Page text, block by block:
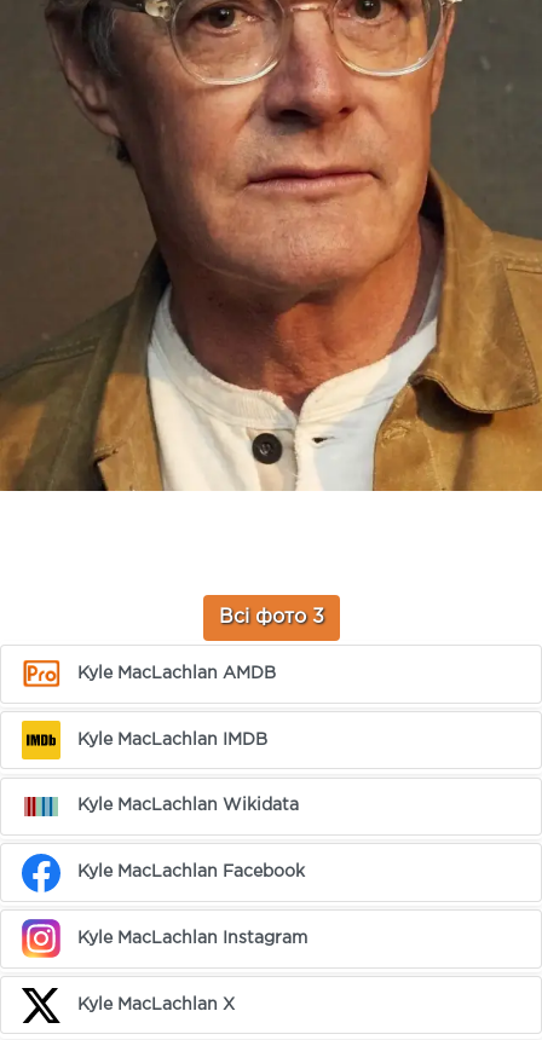
Всі фото 3
Kyle MacLachlan AMDB
Kyle MacLachlan IMDB
Kyle MacLachlan Wikidata
Kyle MacLachlan Facebook
Kyle MacLachlan Instagram
Kyle MacLachlan X